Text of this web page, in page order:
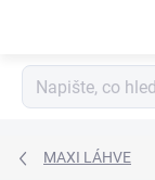
MAXI LÁHVE